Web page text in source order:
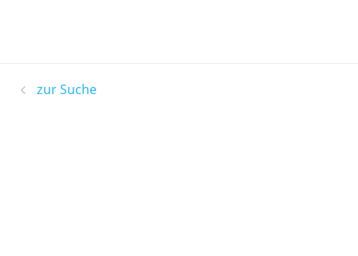
zur Suche